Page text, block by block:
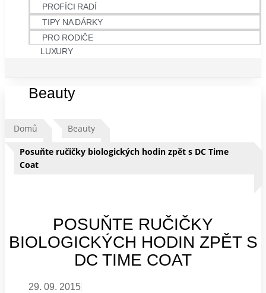
PROFÍCI RADÍ
TIPY NA DÁRKY
PRO RODIČE
LUXURY
Beauty
Domů Beauty
Posuňte ručičky biologických hodin zpět s DC Time
Coat
POSUŇTE RUČIČKY
BIOLOGICKÝCH HODIN ZPĚT S
DC TIME COAT
29. 09. 2015